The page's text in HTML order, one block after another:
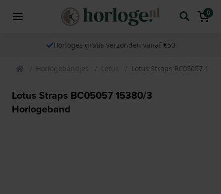
0
Horloges gratis verzonden vanaf €50
Horlogebandjes Lotus Lotus Straps BC05057
Lotus Straps BC05057 15380/3
Horlogeband